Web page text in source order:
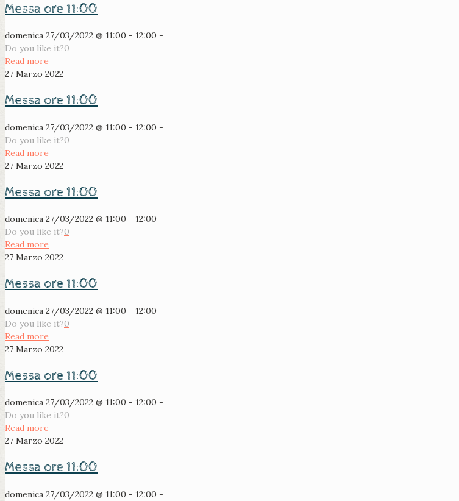
Messa ore 11:00
domenica 27/03/2022 @ 11:00 - 12:00 -
Do you like it?0
Read more
27 Marzo 2022
Messa ore 11:00
domenica 27/03/2022 @ 11:00 - 12:00 -
Do you like it?0
Read more
27 Marzo 2022
Messa ore 11:00
domenica 27/03/2022 @ 11:00 - 12:00 -
Do you like it?0
Read more
27 Marzo 2022
Messa ore 11:00
domenica 27/03/2022 @ 11:00 - 12:00 -
Do you like it?0
Read more
27 Marzo 2022
Messa ore 11:00
domenica 27/03/2022 @ 11:00 - 12:00 -
Do you like it?0
Read more
27 Marzo 2022
Messa ore 11:00
domenica 27/03/2022 @ 11:00 - 12:00 -